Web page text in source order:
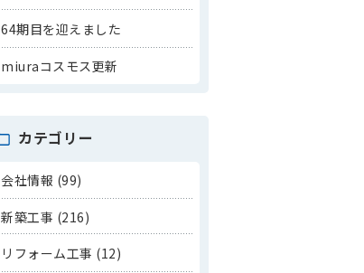
64期目を迎えました
miuraコスモス更新
カテゴリー
会社情報 (99)
新築工事 (216)
リフォーム工事 (12)